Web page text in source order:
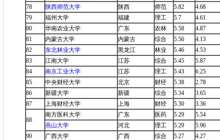
78
陕西师范大学 陕西 师范 5.82
4.68
79
福州大学 福建 理工 5.7
4.61
80
华南农业大学 广东 农林 5.58
4.87
81
内蒙古大学 内蒙古 综合 5.56
4.13
82
东北林业大学 黑龙江 林业 5.46
4.53
83
江南大学 江苏 综合 5.45
5.87
84
南京工业大学 江苏 理工 5.43
6.25
85
中央财经大学 北京 财经 5.38
2.78
86
新疆大学 新疆 综合 5.34
3.65
87
上海财经大学 上海 财经 5.30 3.36
88
南方医科大学 广东 医药 5.29
5.54
燕山大学
河北 理工 5.29
5.96
90
广西大学 广西 综合 5.27
4.27